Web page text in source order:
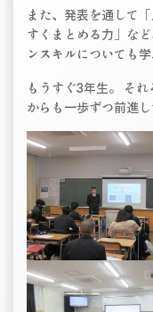
また、発表を通して
すくまとめる力」な
ンスキルについても
もうすぐ3年生。 そ
からも一歩ずつ前進